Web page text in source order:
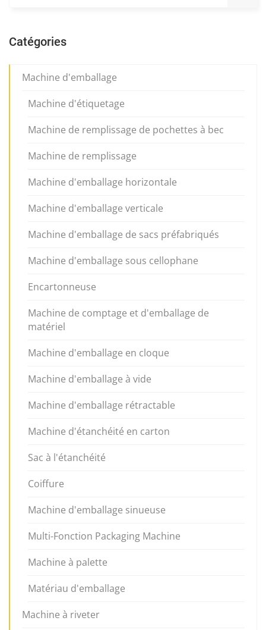
Catégories
Machine d'emballage
Machine d'étiquetage
Machine de remplissage de pochettes à bec
Machine de remplissage
Machine d'emballage horizontale
Machine d'emballage verticale
Machine d'emballage de sacs préfabriqués
Machine d'emballage sous cellophane
Encartonneuse
Machine de comptage et d'emballage de
matériel
Machine d'emballage en cloque
Machine d'emballage à vide
Machine d'emballage rétractable
Machine d'étanchéité en carton
Sac à l'étanchéité
Coiffure
Machine d'emballage sinueuse
Multi-Fonction Packaging Machine
Machine à palette
Matériau d'emballage
Machine à riveter